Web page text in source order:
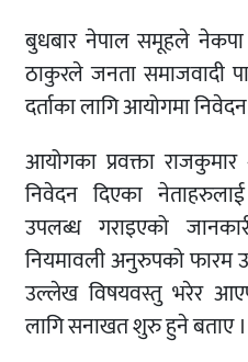
बुधबार नेपाल समूहले नेकपा
ठाकुरले जनता समाजवादी
दर्ताका लागि आयोगमा
आयोगका प्रवक्ता
निवेदन दिएका
उपलब्ध गराइएको
नियमावली अनुरुपको फारम
उल्लेख विषयवस्तु भरेर
लागि सनाखत शुरु हुने बताए ।